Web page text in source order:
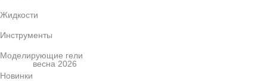
Жидкости
Инструменты
Моделирующие гели
Новинки
весна 2026